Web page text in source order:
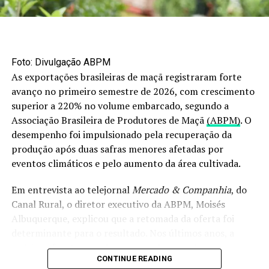
DON'T MISS
Foto: Divulgação ABPM
As exportações brasileiras de maçã registraram forte
avanço no primeiro semestre de 2026, com crescimento
superior a 220% no volume embarcado, segundo a
Associação Brasileira de Produtores de Maçã (ABPM). O
desempenho foi impulsionado pela recuperação da
produção após duas safras menores afetadas por
eventos climáticos e pelo aumento da área cultivada.
Em entrevista ao telejornalMercado & Companhia, do
Canal Rural, o diretor executivo da ABPM, Moisés
Albuquerque, explicou que a retomada da oferta foi
cadeia enfrentou perdas provocadas por chuvas
intensas, especialmente no segundo semestre de 2023 e
CONTINUE READING